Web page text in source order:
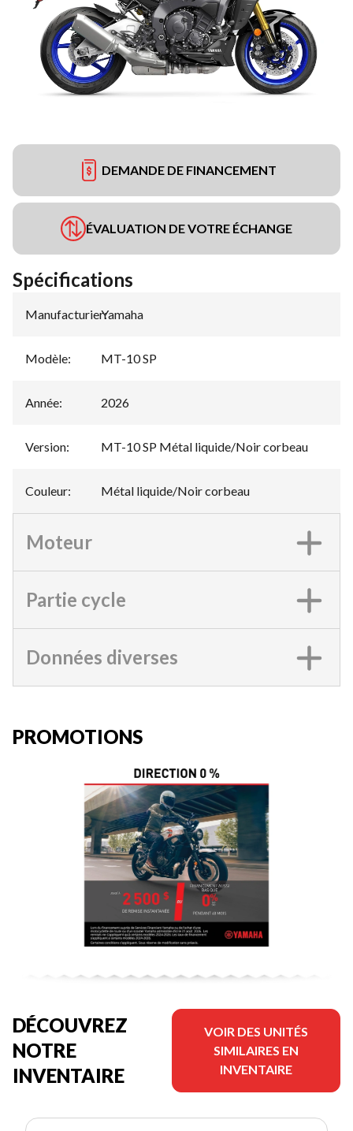
DEMANDE DE FINANCEMENT
ÉVALUATION DE VOTRE ÉCHANGE
Spécifications
Manufacturier:
Yamaha
Modèle: MT-10 SP
Année: 2026
Version: MT-10 SP Métal liquide/Noir corbeau
Couleur: Métal liquide/Noir corbeau
Moteur
Partie cycle
Données diverses
PROMOTIONS
DÉCOUVREZ
NOTRE
INVENTAIRE
VOIR DES UNITÉS
SIMILAIRES EN
INVENTAIRE